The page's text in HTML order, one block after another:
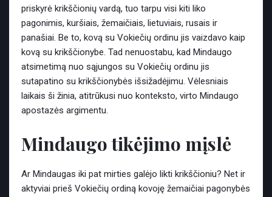
priskyrė krikščionių vardą, tuo tarpu visi kiti liko
pagonimis, kuršiais, žemaičiais, lietuviais, rusais ir
panašiai. Be to, kovą su Vokiečių ordinu jis vaizdavo kaip
kovą su krikščionybe. Tad nenuostabu, kad Mindaugo
atsimetimą nuo sąjungos su Vokiečių ordinu jis
sutapatino su krikščionybės išsižadėjimu. Vėlesniais
laikais ši žinia, atitrūkusi nuo konteksto, virto Mindaugo
apostazės argimentu.
Mindaugo tikėjimo mįslė
Ar Mindaugas iki pat mirties galėjo likti krikščioniu? Net ir
aktyviai prieš Vokiečių ordiną kovoję žemaičiai pagonybės